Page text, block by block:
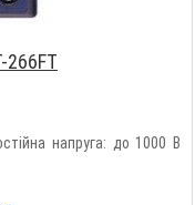
266FT
напруга: до 1000 В